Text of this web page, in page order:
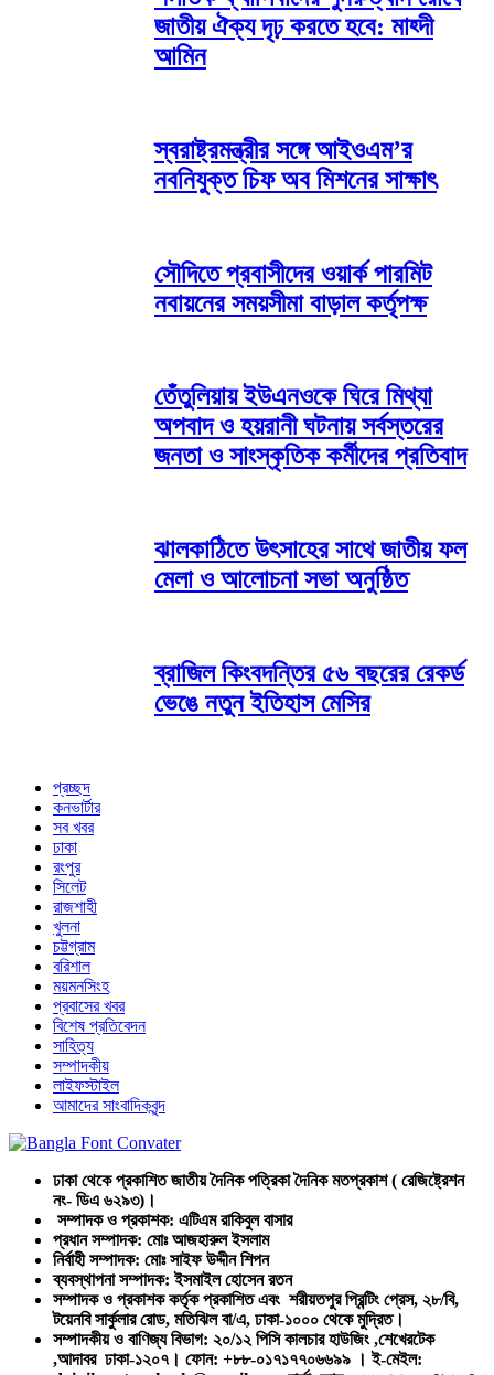
জাতীয় ঐক্য দৃঢ় করতে হবে: মাহ্দী
আমিন
স্বরাষ্ট্রমন্ত্রীর সঙ্গে আইওএম’র
নবনিযুক্ত চিফ অব মিশনের সাক্ষাৎ
সৌদিতে প্রবাসীদের ওয়ার্ক পারমিট
নবায়নের সময়সীমা বাড়াল কর্তৃপক্ষ
তেঁতুলিয়ায় ইউএনওকে ঘিরে মিথ্যা
অপবাদ ও হয়রানী ঘটনায় সর্বস্তরের
জনতা ও সাংস্কৃতিক কর্মীদের প্রতিবাদ
ঝালকাঠিতে উৎসাহের সাথে জাতীয় ফল
মেলা ও আলোচনা সভা অনুষ্ঠিত
ব্রাজিল কিংবদন্তির ৫৬ বছরের রেকর্ড
ভেঙে নতুন ইতিহাস মেসির
প্রচ্ছদ
কনভার্টার
সব খবর
ঢাকা
রংপুর
সিলেট
রাজশাহী
খুলনা
চট্টগ্রাম
বরিশাল
ময়মনসিংহ
প্রবাসের খবর
বিশেষ প্রতিবেদন
সাহিত্য
সম্পাদকীয়
লাইফস্টাইল
আমাদের সাংবাদিকবৃন্দ
ঢাকা থেকে প্রকাশিত জাতীয় দৈনিক পত্রিকা দৈনিক মতপ্রকাশ ( রেজিষ্ট্রেশন
নং- ডিএ ৬২৯৩)।
সম্পাদক ও প্রকাশক: এটিএম রাকিবুল বাসার
প্রধান সম্পাদক: মোঃ আজহারুল ইসলাম
নির্বাহী সম্পাদক: মোঃ সাইফ উদ্দীন শিপন
ব্যবস্থাপনা সম্পাদক: ইসমাইল হোসেন রতন
সম্পাদক ও প্রকাশক কর্তৃক প্রকাশিত এবং শরীয়তপুর প্রিন্টিং প্রেস, ২৮/বি,
টয়েনবি সার্কুলার রোড, মতিঝিল বা/এ, ঢাকা-১০০০ থেকে মুদ্রিত।
সম্পাদকীয় ও বাণিজ্য বিভাগ: ২০/১২ পিসি কালচার হাউজিং ,শেখেরটেক
,আদাবর ঢাকা-১২০৭। ফোন: +৮৮-০১৭১৭৭০৬৬৯৯ । ই-মেইল: